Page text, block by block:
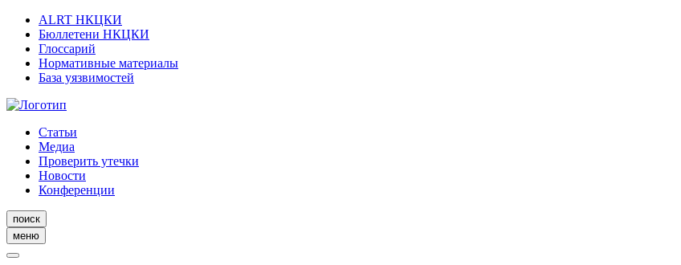
ALRT НКЦКИ
Бюллетени НКЦКИ
Глоссарий
Нормативные материалы
База уязвимостей
Статьи
Медиа
Проверить утечки
Новости
Конференции
поиск
меню